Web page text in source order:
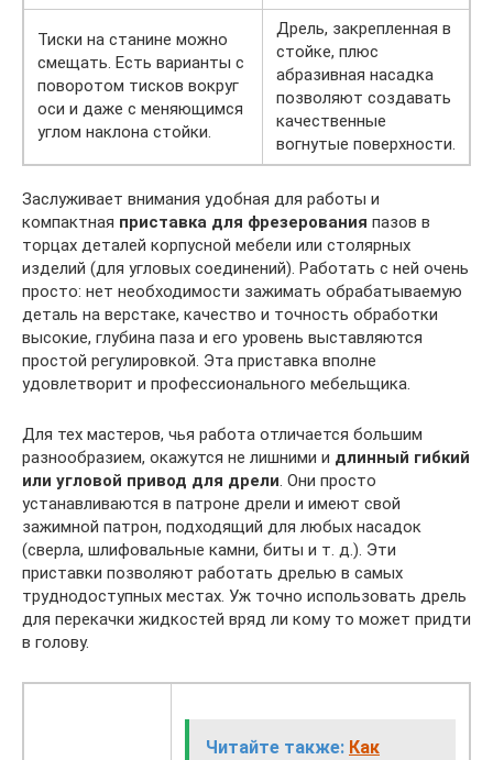
Тиски на станине можно
смещать. Есть варианты с
поворотом тисков вокруг
оси и даже с меняющимся
углом наклона стойки.
Дрель, закрепленная в
стойке, плюс
абразивная насадка
позволяют создавать
качественные
вогнутые поверхности.
Заслуживает внимания удобная для работы и
компактная приставка для фрезерования пазов в
торцах деталей корпусной мебели или столярных
изделий (для угловых соединений). Работать с ней очень
просто: нет необходимости зажимать обрабатываемую
деталь на верстаке, качество и точность обработки
высокие, глубина паза и его уровень выставляются
простой регулировкой. Эта приставка вполне
удовлетворит и профессионального мебельщика.
Для тех мастеров, чья работа отличается большим
разнообразием, окажутся не лишними и длинный гибкий
или угловой привод для дрели. Они просто
устанавливаются в патроне дрели и имеют свой
зажимной патрон, подходящий для любых насадок
(сверла, шлифовальные камни, биты и т. д.). Эти
приставки позволяют работать дрелью в самых
труднодоступных местах. Уж точно использовать дрель
для перекачки жидкостей вряд ли кому то может придти
в голову.
Читайте также: Как